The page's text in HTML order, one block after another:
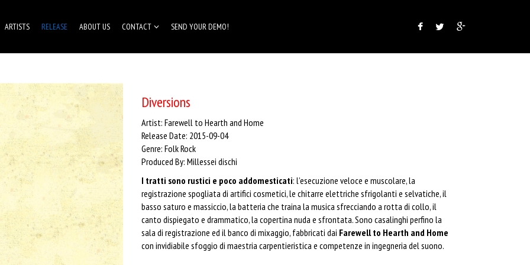
ARTISTS RELEASE ABOUT US CONTACT SEND YOUR DEMO!
Diversions
Artist: Farewell to Hearth and Home
Release Date: 2015-09-04
Genre: Folk Rock
Produced By: Millessei dischi
I tratti sono rustici e poco addomesticati: l’esecuzione veloce e muscolare, la
registrazione spogliata di artifici cosmetici, le chitarre elettriche sfrigolanti e selvatiche, il
basso saturo e massiccio, la batteria che traina la musica sfrecciando a rotta di collo, il
canto dispiegato e drammatico, la copertina nuda e sfrontata. Sono casalinghi perfino la
sala di registrazione ed il banco di mixaggio, fabbricati dai Farewell to Hearth and Home
con invidiabile sfoggio di maestria carpentieristica e competenze in ingegneria del suono.